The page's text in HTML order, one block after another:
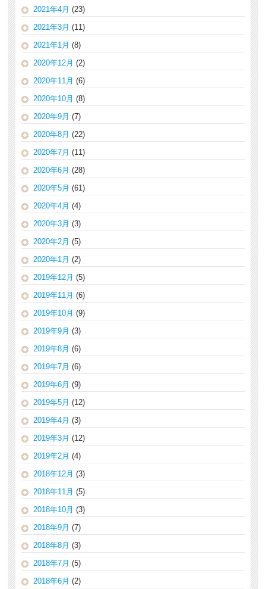
2021年4月 (23)
2021年3月 (11)
2021年1月 (8)
2020年12月 (2)
2020年11月 (6)
2020年10月 (8)
2020年9月 (7)
2020年8月 (22)
2020年7月 (11)
2020年6月 (28)
2020年5月 (61)
2020年4月 (4)
2020年3月 (3)
2020年2月 (5)
2020年1月 (2)
2019年12月 (5)
2019年11月 (6)
2019年10月 (9)
2019年9月 (3)
2019年8月 (6)
2019年7月 (6)
2019年6月 (9)
2019年5月 (12)
2019年4月 (3)
2019年3月 (12)
2019年2月 (4)
2018年12月 (3)
2018年11月 (5)
2018年10月 (3)
2018年9月 (7)
2018年8月 (3)
2018年7月 (5)
2018年6月 (2)